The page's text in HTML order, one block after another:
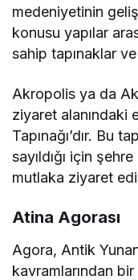
medeniyetinin
konusu yapılar
sahip tapınaklar
Akropolis ya da
ziyaret alanındaki
Tapınağı’dır. Bu
sayıldığı için
mutlaka ziyaret
Atina Agorası
Agora, Antik
kavramlarından